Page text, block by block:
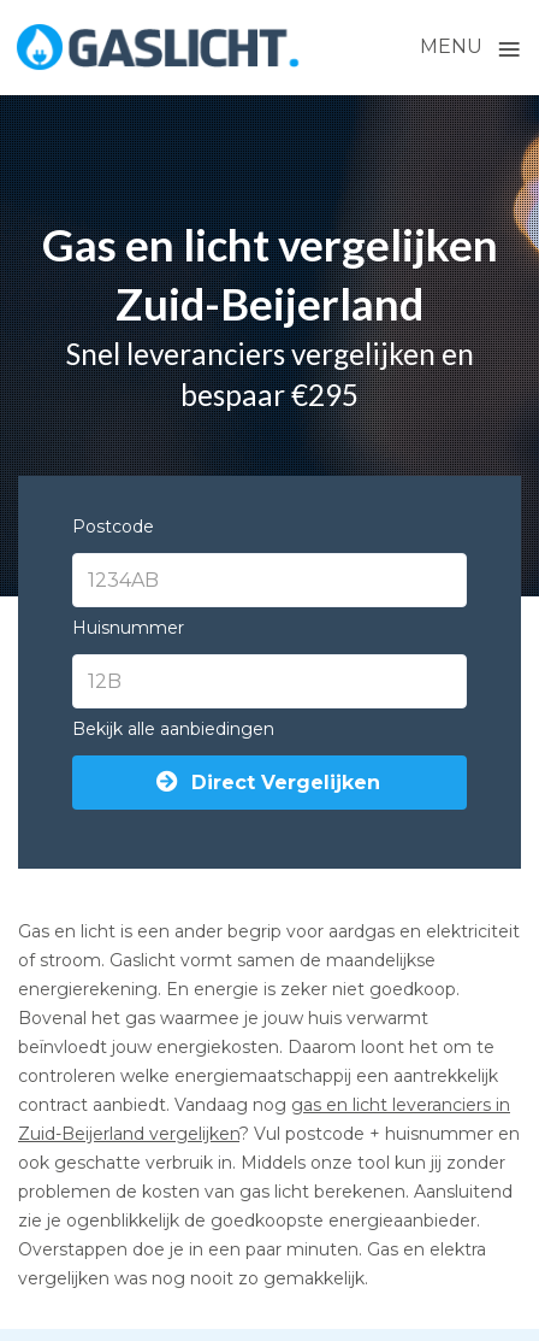
MENU ≡
Skip
to
content
Gas en licht vergelijken
Zuid-Beijerland
Snel leveranciers vergelijken en
bespaar €295
Postcode
Huisnummer
Bekijk alle aanbiedingen
Direct Vergelijken
Gas en licht is een ander begrip voor aardgas en elektriciteit
of stroom. Gaslicht vormt samen de maandelijkse
energierekening. En energie is zeker niet goedkoop.
Bovenal het gas waarmee je jouw huis verwarmt
beïnvloedt jouw energiekosten. Daarom loont het om te
controleren welke energiemaatschappij een aantrekkelijk
contract aanbiedt. Vandaag nog gas en licht leveranciers in
Zuid-Beijerland vergelijken? Vul postcode + huisnummer en
ook geschatte verbruik in. Middels onze tool kun jij zonder
problemen de kosten van gas licht berekenen. Aansluitend
zie je ogenblikkelijk de goedkoopste energieaanbieder.
Overstappen doe je in een paar minuten. Gas en elektra
vergelijken was nog nooit zo gemakkelijk.